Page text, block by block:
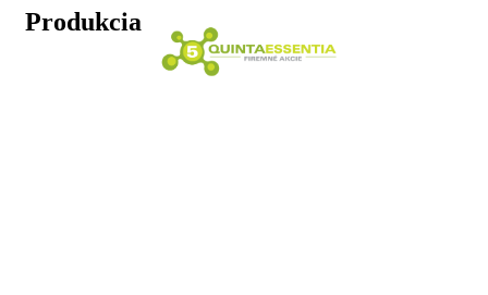
Produkcia